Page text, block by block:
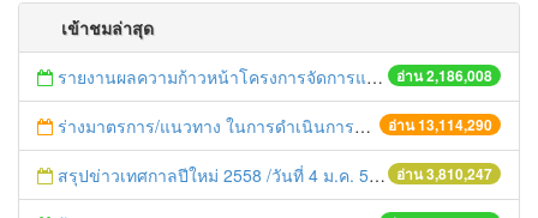
เข้าชมล่าสุด
อ่าน 2,186,008
รายงานผลความก้าวหน้าโครงการจัดการแก้ไขปัญหาขยะ สัปดาห์ที่ 9/2558
อ่าน 13,114,290
ร่างมาตรการ/แนวทาง ในการดำเนินการประกอบการตรวจราชการแบบบูรณาการ
อ่าน 3,810,247
สรุปข่าวเทศกาลปีใหม่ 2558 /วันที่ 4 ม.ค. 58